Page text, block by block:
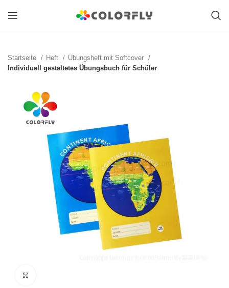
Startseite Heft
Übungsheft mit Softcover
Individuell gestaltetes Übungsbuch für Schüler